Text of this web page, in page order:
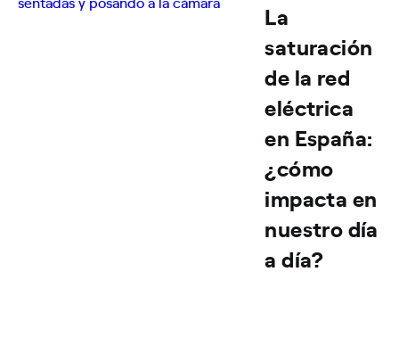
La
saturación
de la red
eléctrica
en España:
¿cómo
impacta en
nuestro día
a día?